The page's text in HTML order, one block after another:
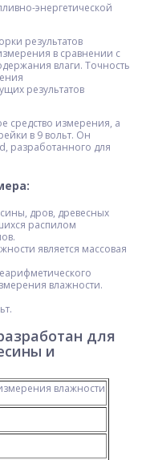
энергетической
результатов
в сравнении с
влаги. Точность
результатов
средство измерения, а
в 9 вольт. Он
разработанного для
дров, древесных
распилом
является массовая
влажности.
для
и
влажности